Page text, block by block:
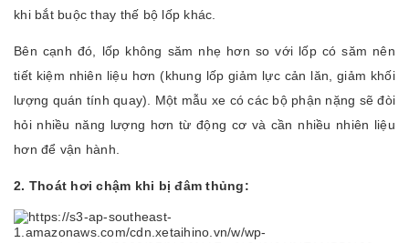
khi bắt buộc thay thế bộ lốp khác.
Bên cạnh đó, lốp không săm nhẹ hơn so với lốp có săm nên
tiết kiệm nhiên liệu hơn (khung lốp giảm lực cản lăn, giảm khối
lượng quán tính quay). Một mẫu xe có các bộ phận nặng sẽ đòi
hỏi nhiều năng lượng hơn từ động cơ và cần nhiều nhiên liệu
hơn để vận hành.
2. Thoát hơi chậm khi bị đâm thủng: